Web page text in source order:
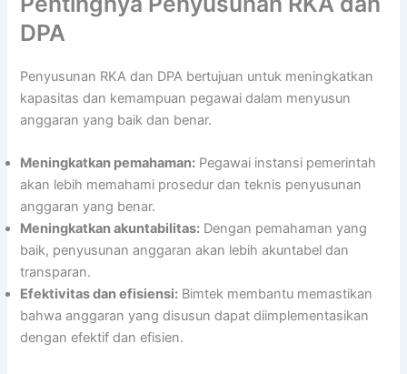
DPA
Penyusunan RKA dan DPA bertujuan untuk meningkatkan
kapasitas dan kemampuan pegawai dalam menyusun
anggaran yang baik dan benar.
Meningkatkan pemahaman: Pegawai instansi pemerintah
akan lebih memahami prosedur dan teknis penyusunan
anggaran yang benar.
Meningkatkan akuntabilitas: Dengan pemahaman yang
baik, penyusunan anggaran akan lebih akuntabel dan
transparan.
Efektivitas dan efisiensi: Bimtek membantu memastikan
bahwa anggaran yang disusun dapat diimplementasikan
dengan efektif dan efisien.